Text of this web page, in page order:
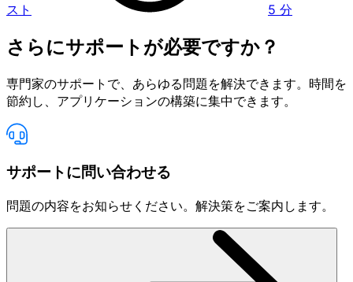
スト 5 分
さらにサポートが必要ですか？
専門家のサポートで、あらゆる問題を解決できます。時間を
節約し、アプリケーションの構築に集中できます。
サポートに問い合わせる
問題の内容をお知らせください。解決策をご案内します。